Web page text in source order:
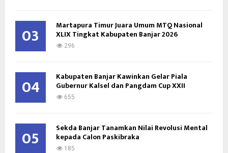
03 Martapura Timur Juara Umum MTQ Nasional
XLIX Tingkat Kabupaten Banjar 2026
296
04 Kabupaten Banjar Kawinkan Gelar Piala
Gubernur Kalsel dan Pangdam Cup XXII
655
05 Sekda Banjar Tanamkan Nilai Revolusi Mental
kepada Calon Paskibraka
185